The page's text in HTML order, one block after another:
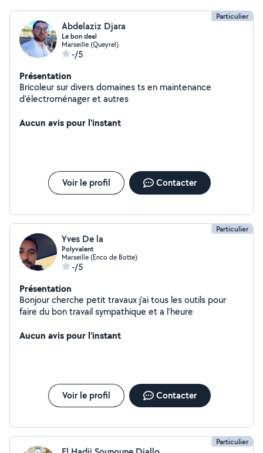
Particulier
Abdelaziz Djara
Le bon deal
Marseille (Queyrel)
-/5
Présentation
Bricoleur sur divers domaines ts en maintenance
d'électroménager et autres
Aucun avis pour l'instant
Voir le profil Contacter
Particulier
Yves De la
Polyvalent
Marseille (Enco de Botte)
-/5
Présentation
Bonjour cherche petit travaux j'ai tous les outils pour
faire du bon travail sympathique et a l'heure
Aucun avis pour l'instant
Voir le profil Contacter
Particulier